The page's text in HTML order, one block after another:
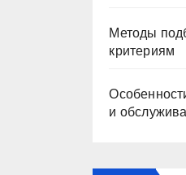
Методы
критериям
и